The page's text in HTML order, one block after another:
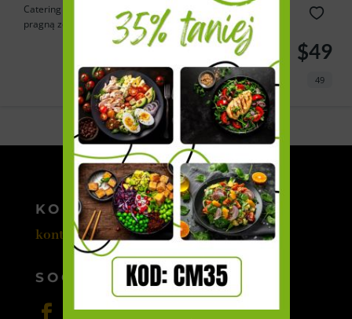
Catering Cebulka to doskonałe rozwiązanie dla tych, którzy
pragną zdrowo...
$49
49
Powered by Estatik
KONTAKT
kontakt@cateromedia.pl
SOCIAL MEDIA